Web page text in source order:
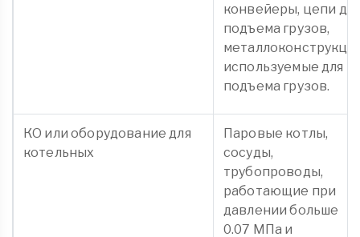
конвейеры, цепи
подъема грузов,
используемые для
подъема грузов.
КО или оборудование для
котельных
Паровые котлы,
сосуды,
трубопроводы,
работающие при
давлении больше
0.07 МПа и